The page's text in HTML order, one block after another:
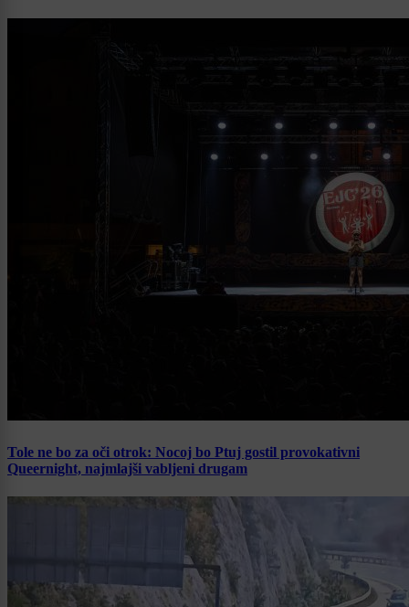
Tole ne bo za oči otrok: Nocoj bo Ptuj gostil provokativni
Queernight, najmlajši vabljeni drugam